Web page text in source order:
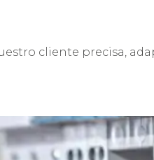
cliente precisa,